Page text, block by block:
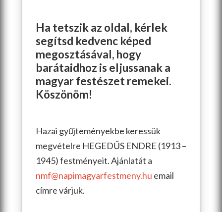
Ha tetszik az oldal, kérlek
segítsd kedvenc képed
megosztásával, hogy
barátaidhoz is eljussanak a
magyar festészet remekei.
Köszönöm!
Hazai gyűjteményekbe keressük
megvételre HEGEDŰS ENDRE (1913 –
1945) festményeit. Ajánlatát a
nmf@napimagyarfestmeny.hu email
címre várjuk.